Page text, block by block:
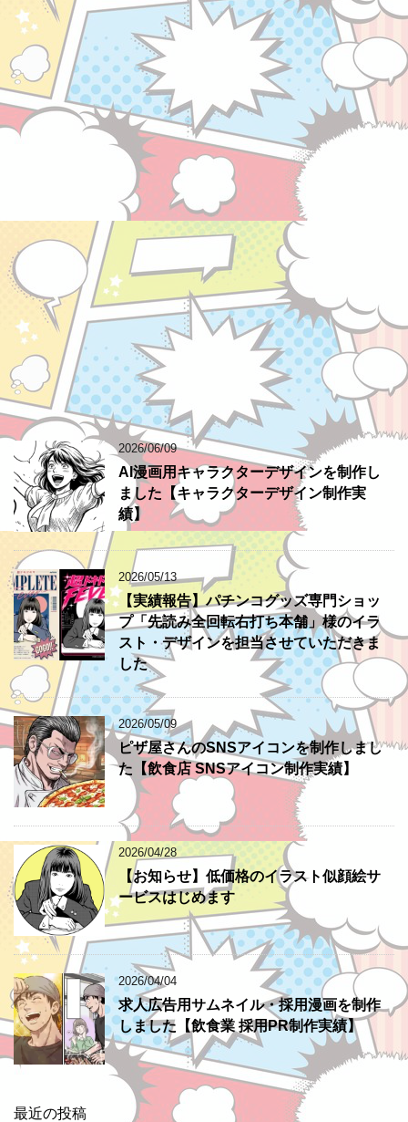
2026/06/09
AI漫画用キャラクターデザインを制作し
ました【キャラクターデザイン制作実
績】
2026/05/13
【実績報告】パチンコグッズ専門ショッ
プ「先読み全回転右打ち本舗」様のイラ
スト・デザインを担当させていただきま
した
2026/05/09
ピザ屋さんのSNSアイコンを制作しまし
た【飲食店 SNSアイコン制作実績】
2026/04/28
【お知らせ】低価格のイラスト似顔絵サ
ービスはじめます
2026/04/04
求人広告用サムネイル・採用漫画を制作
しました【飲食業 採用PR制作実績】
最近の投稿